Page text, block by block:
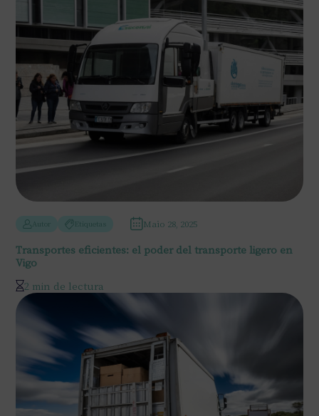
Autor Etiquetas Maio 28, 2025
Transportes eficientes: el poder del transporte ligero en
Vigo
2 min de lectura